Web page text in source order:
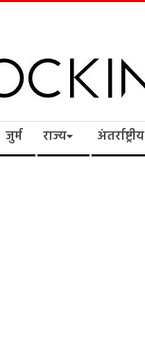
जुर्म राज्य अंतर्राष्ट्रीय